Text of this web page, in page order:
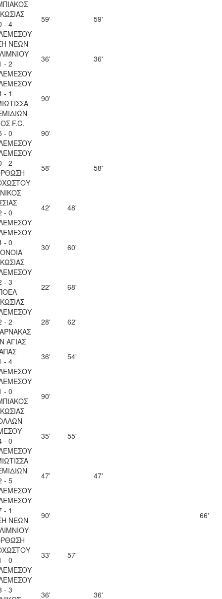
- 4
59' 59'
ΝΕΩΝ
- 2
36' 36'
- 1
90'
F.C.
- 0
90'
- 2
58' 58'
- 0
42' 48'
- 0
30' 60'
- 3
22' 68'
- 2
28'
62'
ΑΓΙΑΣ
- 4
36' 54'
- 0
90'
- 0
35' 55'
- 5
47' 47'
- 1
ΝΕΩΝ
90' 66'
- 0
33' 57'
- 3
36' 36'